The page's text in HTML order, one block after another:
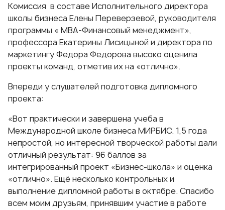
Комиссия в составе Исполнительного директора
школы бизнеса Елены Переверзевой, руководителя
программы « МВА-Финансовый менеджмент»,
профессора Екатерины Лисицыной и директора по
маркетингу Федора Федорова высоко оценила
проекты команд, отметив их на «отлично».
Впереди у слушателей подготовка дипломного
проекта:
«Вот практически и завершена учеба в
Международной школе бизнеса МИРБИС. 1,5 года
непростой, но интересной творческой работы дали
отличный результат: 96 баллов за
интегрированный проект «Бизнес-школа» и оценка
«отлично». Ещё несколько контрольных и
выполнение дипломной работы в октябре. Спасибо
всем моим друзьям, принявшим участие в работе